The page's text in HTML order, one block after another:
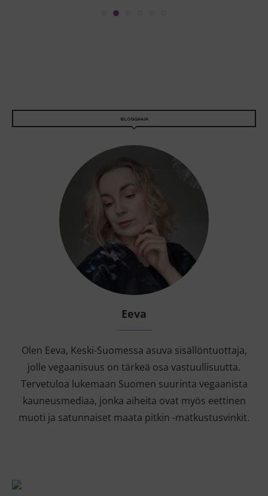
BLOGGAAJA
Eeva
Olen Eeva, Keski-Suomessa asuva sisällöntuottaja,
jolle vegaanisuus on tärkeä osa vastuullisuutta.
Tervetuloa lukemaan Suomen suurinta vegaanista
kauneusmediaa, jonka aiheita ovat myös eettinen
muoti ja satunnaiset maata pitkin -matkustusvinkit.